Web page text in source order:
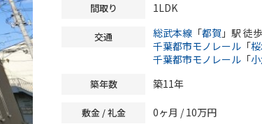
間取り 1LDK
交通 総武本線 「都賀 」駅 徒
千葉都市モノレール 「
千葉都市モノレール 「
築年数 築11年
敷金 / 礼金 0ヶ月 / 10万円